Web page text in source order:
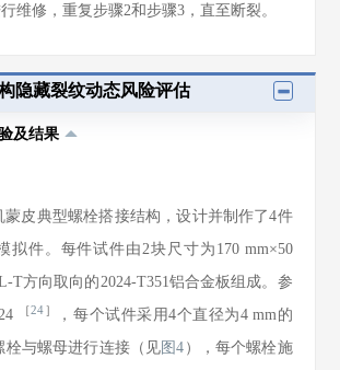
维修，重复步骤2和步骤3，直至断裂。
隐藏裂纹动态风险评估
及结果
蒙皮典型螺栓搭接结构，设计并制作了4件
拟件。每件试件由2块尺寸为170 mm×50
T方向取向的2024-T351铝合金板组成。参
［24］
，每个试件采用4个直径为4 mm的
栓与螺母进行连接（见图4 ），每个螺栓施